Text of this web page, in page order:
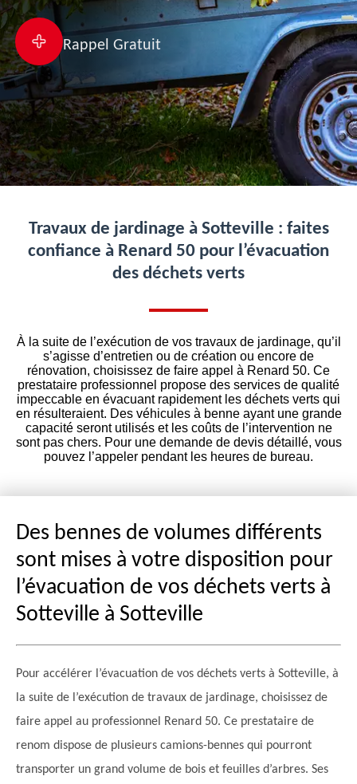
Rappel Gratuit
Travaux de jardinage à Sotteville : faites
confiance à Renard 50 pour l’évacuation
des déchets verts
À la suite de l’exécution de vos travaux de jardinage, qu’il
s’agisse d’entretien ou de création ou encore de
rénovation, choisissez de faire appel à Renard 50. Ce
prestataire professionnel propose des services de qualité
impeccable en évacuant rapidement les déchets verts qui
en résulteraient. Des véhicules à benne ayant une grande
capacité seront utilisés et les coûts de l’intervention ne
sont pas chers. Pour une demande de devis détaillé, vous
pouvez l’appeler pendant les heures de bureau.
Des bennes de volumes différents
sont mises à votre disposition pour
l’évacuation de vos déchets verts à
Sotteville à Sotteville
Pour accélérer l’évacuation de vos déchets verts à Sotteville, à
la suite de l’exécution de travaux de jardinage, choisissez de
faire appel au professionnel Renard 50. Ce prestataire de
renom dispose de plusieurs camions-bennes qui pourront
transporter un grand volume de bois et feuilles d’arbres. Ses